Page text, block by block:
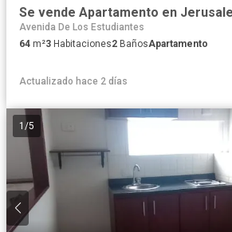
Avenida De Los Estudiantes
64 m²3 Habitaciones2 BañosApartamento
Actualizado hace 2 días
1 /5